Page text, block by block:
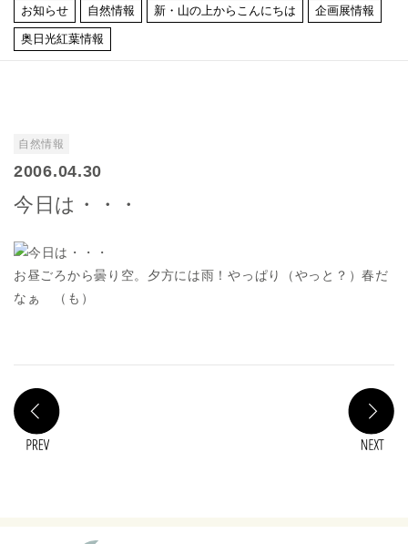
お知らせ 自然情報 新・山の上からこんにちは 企画展情報
奥日光紅葉情報
自然情報
2006.04.30
今日は・・・
お昼ごろから曇り空。夕方には雨！やっぱり（やっと？）春だ
なぁ （も）